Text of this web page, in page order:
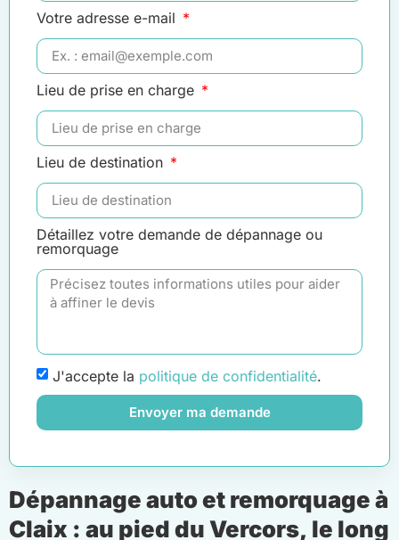
Votre adresse e-mail
Lieu de prise en charge
Lieu de destination
Détaillez votre demande de dépannage ou
remorquage
J'accepte la politique de confidentialité.
Envoyer ma demande
Dépannage auto et remorquage à
Claix : au pied du Vercors, le long